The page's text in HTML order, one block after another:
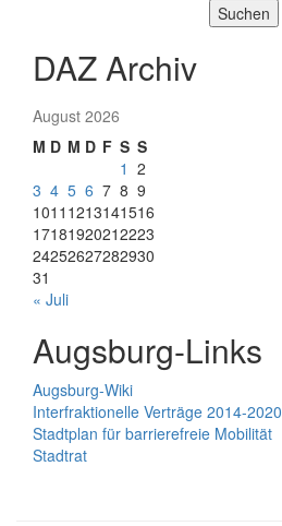
Suchen
DAZ Archiv
August 2026
M D M D F S S
1 2
3 4 5 6 7 8 9
1011 1213141516
17181920212223
24252627282930
31
« Juli
Augsburg-Links
Augsburg-Wiki
Interfraktionelle Verträge 2014-2020
Stadtplan für barrierefreie Mobilität
Stadtrat